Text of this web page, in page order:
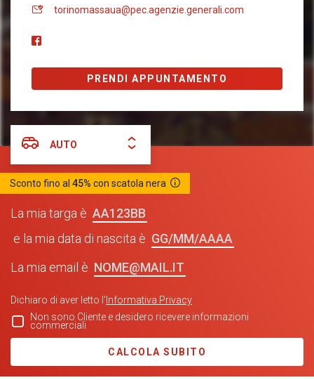
torinomassaua@pec.agenzie.generali.com
PRENDI APPUNTAMENTO
AUTO
Sconto fino al 45% con scatola nera
La mia targa è
AA123BB
e la mia data di nascita è
GG/MM/AAAA
La mia email è NOME@MAIL.IT
Dichiaro di aver letto l' Informativa Privacy
Non sono Cliente e desidero ricevere informazioni
commerciali
CALCOLA SUBITO